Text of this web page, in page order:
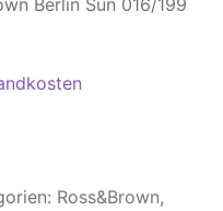
Ross&Brown,